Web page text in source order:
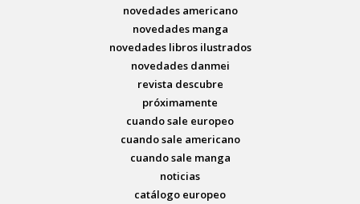
novedades americano
novedades manga
novedades libros ilustrados
novedades danmei
revista descubre
próximamente
cuando sale europeo
cuando sale americano
cuando sale manga
noticias
catálogo europeo